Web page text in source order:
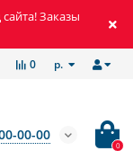
Заказы
р.
0
00-00
0